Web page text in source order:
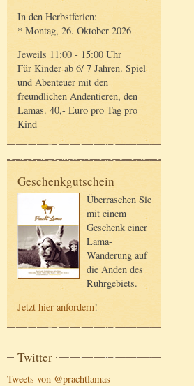
In den Herbstferien:
* Montag, 26. Oktober 2026
Jeweils 11:00 - 15:00 Uhr
Für Kinder ab 6/ 7 Jahren. Spiel
und Abenteuer mit den
freundlichen Andentieren, den
Lamas. 40,- Euro pro Tag pro
Kind
Geschenkgutschein
Überraschen Sie
mit einem
Geschenk einer
Lama-
Wanderung auf
die Anden des
Ruhrgebiets.
Jetzt hier anfordern!
Twitter
Tweets von @prachtlamas